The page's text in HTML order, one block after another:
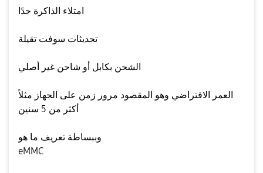
امتلاء الذاكرة جدًا
تحديثات سوفت تقيلة
الشحن بكابل أو شاحن غير أصلي
العمر الافتراضي وهو المقصود مرور زمن على الجهاز مثلاً
أكثر من 5 سنين
وببساطة تعريف ما هو
eMMC